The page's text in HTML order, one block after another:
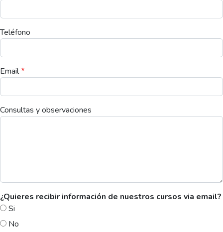
Teléfono
Email
Consultas y observaciones
¿Quieres recibir información de nuestros cursos via email?
Si
No